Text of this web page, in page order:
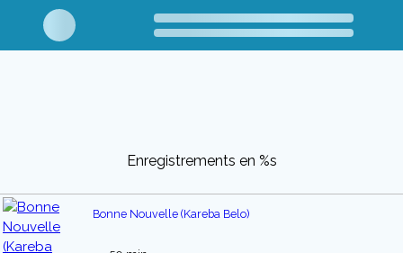
Enregistrements en %s
Bonne Nouvelle (Kareba Belo)